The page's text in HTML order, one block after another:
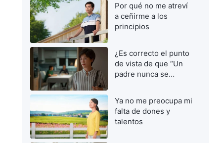
Por qué no me atreví
a ceñirme a los
principios
¿Es correcto el punto
de vista de que “Un
padre nunca se
Ya no me preocupa mi
falta de dones y
talentos